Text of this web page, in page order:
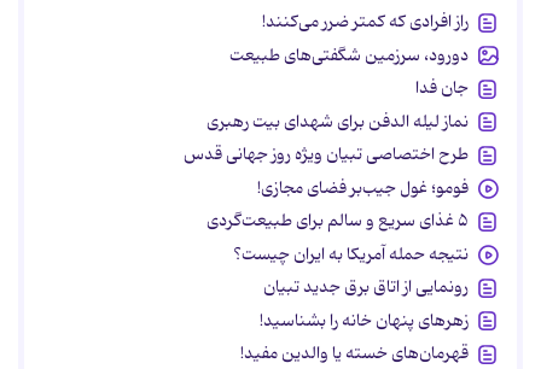
راز افرادی که کمتر ضرر می‌کنند!
دورود، سرزمین شگفتی‌های طبیعت
جان فدا
نماز لیله الدفن برای شهدای بیت رهبری
طرح اختصاصی تبیان ویژه روز جهانی قدس
فومو؛ غول جیب‌بر فضای مجازی!
۵ غذای سریع و سالم برای طبیعت‌گردی
نتیجه حمله آمریکا به ایران چیست؟
رونمایی از اتاق برق جدید تبیان
زهرهای پنهان خانه را بشناسید!
قهرمان‌های خسته یا والدین مفید!